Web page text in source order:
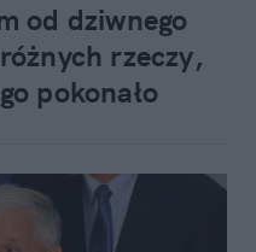
od dziwnego
rzeczy,
pokonało